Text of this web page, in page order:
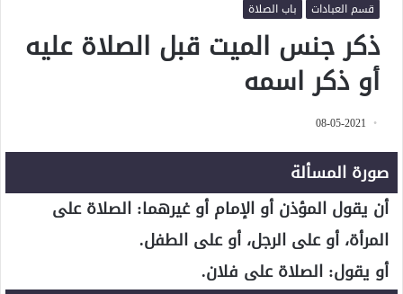
قسم العبادات باب الصلاة
ذكر جنس الميت قبل الصلاة عليه
أو ذكر اسمه
08-05-2021
صورة المسألة
أن يقول المؤذن أو الإمام أو غيرهما: الصلاة على
المرأة، أو على الرجل، أو على الطفل.
أو يقول: الصلاة على فلان.